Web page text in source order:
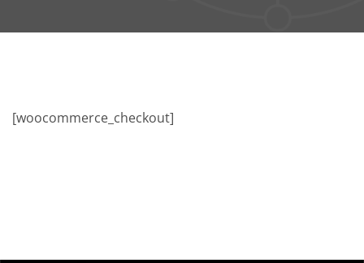
[woocommerce_checkout]